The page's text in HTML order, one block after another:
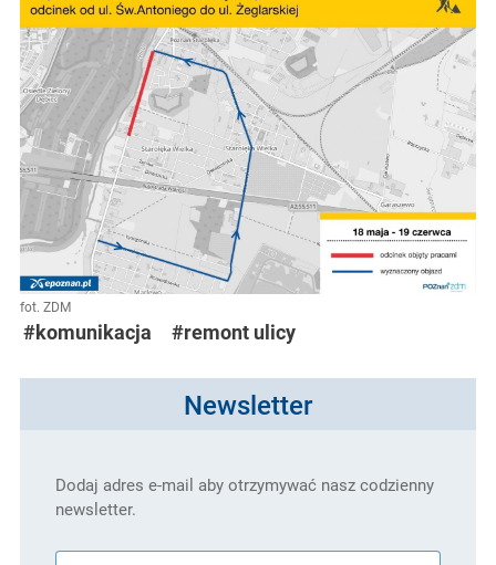
fot. ZDM
#komunikacja #remont ulicy
Newsletter
Dodaj adres e-mail aby otrzymywać nasz codzienny
newsletter.